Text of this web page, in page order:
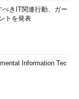
きIT関連行動、ガー
トを発表
Information Tec